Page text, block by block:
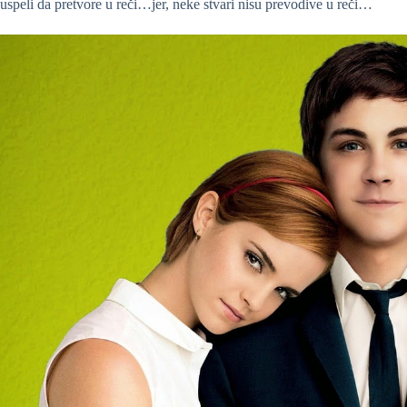
uspeli da pretvore u reči…jer, neke stvari nisu prevodive u reči…